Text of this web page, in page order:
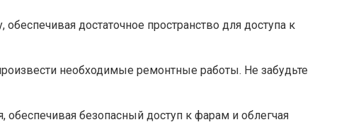
достаточное пространство для доступа к
необходимые ремонтные работы. Не забудьте
безопасный доступ к фарам и облегчая